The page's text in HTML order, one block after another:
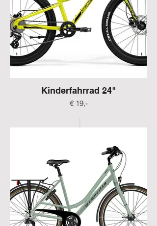
Kinderfahrrad 24"
€ 19,-